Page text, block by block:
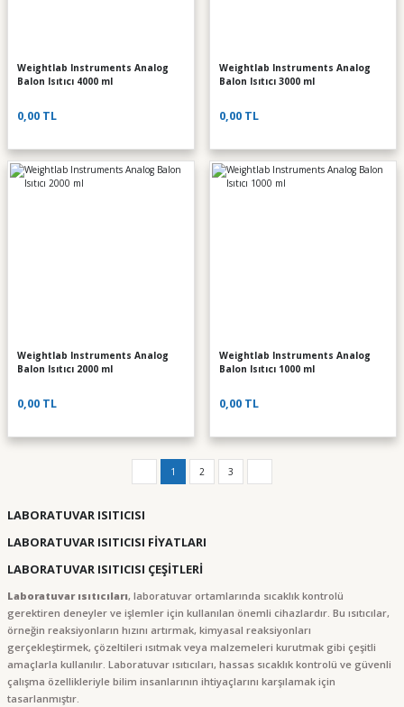
Weightlab Instruments Analog
Balon Isıtıcı 4000 ml
0,00 TL
Weightlab Instruments Analog
Balon Isıtıcı 3000 ml
0,00 TL
Weightlab Instruments Analog
Balon Isıtıcı 2000 ml
0,00 TL
Weightlab Instruments Analog
Balon Isıtıcı 1000 ml
0,00 TL
1 2 3
LABORATUVAR ISITICISI
LABORATUVAR ISITICISI FİYATLARI
LABORATUVAR ISITICISI ÇEŞİTLERİ
Laboratuvar ısıtıcıları, laboratuvar ortamlarında sıcaklık kontrolü
gerektiren deneyler ve işlemler için kullanılan önemli cihazlardır. Bu ısıtıcılar,
örneğin reaksiyonların hızını artırmak, kimyasal reaksiyonları
gerçekleştirmek, çözeltileri ısıtmak veya malzemeleri kurutmak gibi çeşitli
amaçlarla kullanılır. Laboratuvar ısıtıcıları, hassas sıcaklık kontrolü ve güvenli
çalışma özellikleriyle bilim insanlarının ihtiyaçlarını karşılamak için
tasarlanmıştır.